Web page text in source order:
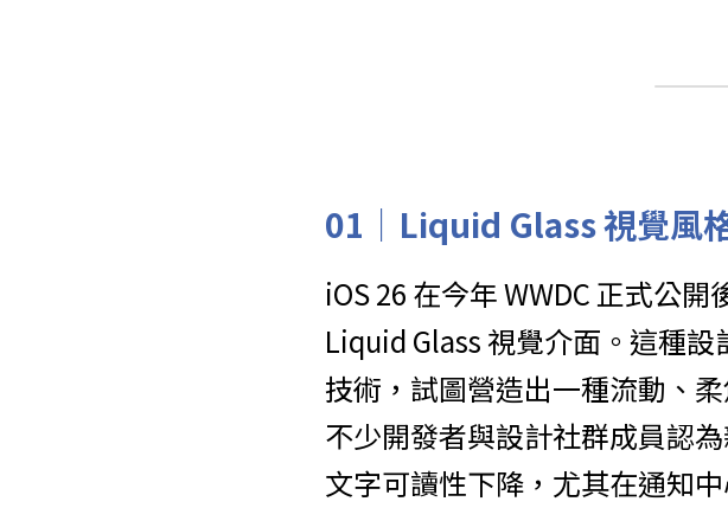
01｜ Liquid Glass 視覺風
iOS 26 在今年 WWDC 正式公
Liquid Glass 視覺介面。這種
技術，試圖營造出一種流動、
不少開發者與設計社群成員認
文字可讀性下降，尤其在通知